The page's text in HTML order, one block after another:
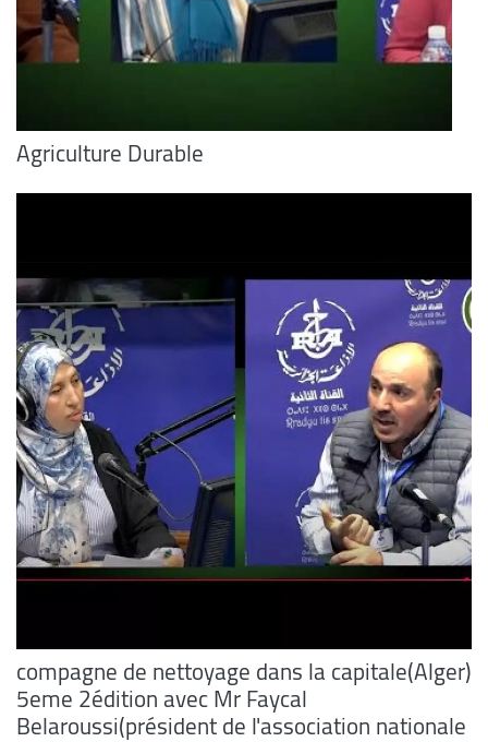
Agriculture Durable
compagne de nettoyage dans la capitale(Alger)
5eme 2édition avec Mr Faycal
Belaroussi(président de l'association nationale